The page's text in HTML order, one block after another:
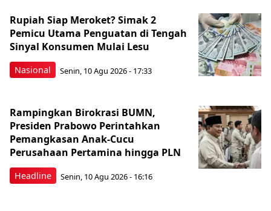
Nasional
Rupiah Siap Meroket? Simak 2
Pemicu Utama Penguatan di Tengah
Sinyal Konsumen Mulai Lesu
Senin, 10 Agu 2026 - 17:33
Headline
Rampingkan Birokrasi BUMN,
Presiden Prabowo Perintahkan
Pemangkasan Anak-Cucu
Perusahaan Pertamina hingga PLN
Senin, 10 Agu 2026 - 16:16